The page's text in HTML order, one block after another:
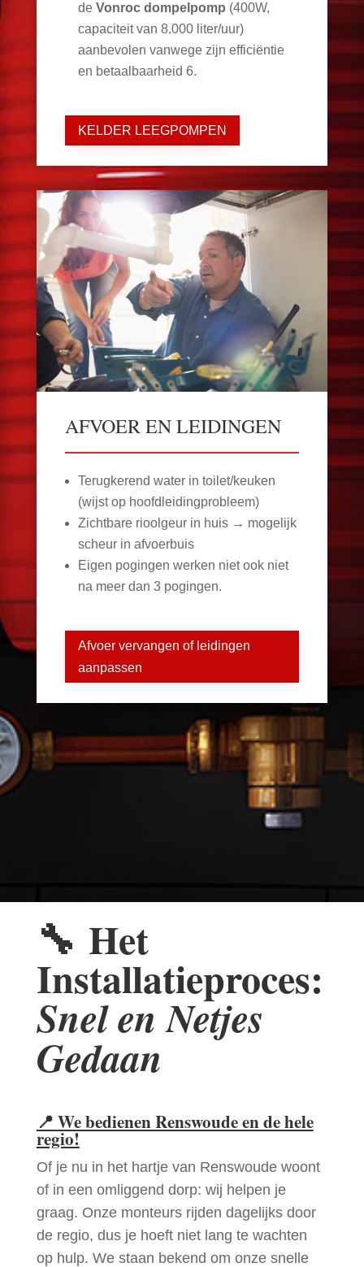
de Vonroc dompelpomp (400W,
capaciteit van 8.000 liter/uur)
aanbevolen vanwege zijn efficiëntie
en betaalbaarheid 6.
KELDER LEEGPOMPEN
AFVOER EN LEIDINGEN
Terugkerend water in toilet/keuken
(wijst op hoofdleidingprobleem)
Zichtbare rioolgeur in huis → mogelijk
scheur in afvoerbuis
Eigen pogingen werken niet ook niet
na meer dan 3 pogingen.
Afvoer vervangen of leidingen
aanpassen
🔧 Het
Installatieproces:
Snel en Netjes
Gedaan
📍 We bedienen Renswoude en de hele
regio!
Of je nu in het hartje van Renswoude woont
of in een omliggend dorp: wij helpen je
graag. Onze monteurs rijden dagelijks door
de regio, dus je hoeft niet lang te wachten
op hulp. We staan bekend om onze snelle